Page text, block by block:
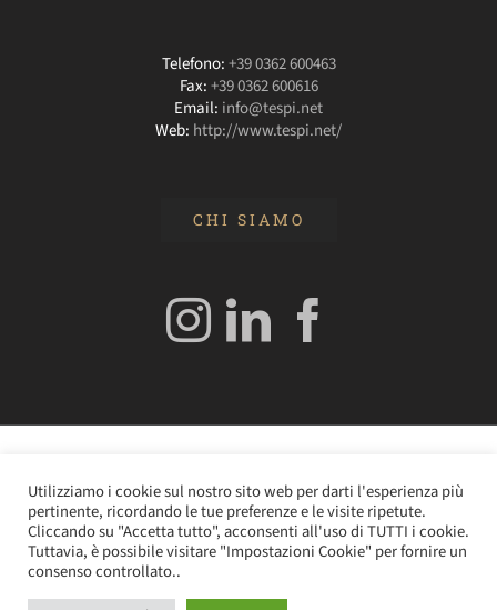
Telefono:+39 0362 600463
Fax:+39 0362 600616
Email: info@tespi.net
Web: http://www.tespi.net/
CHI SIAMO
Angelo Frigerio -Cookie Policy–Privacy Policy- P.IVA
0362610964
Utilizziamo i cookie sul nostro sito web per darti l'esperienza più
pertinente, ricordando le tue preferenze e le visite ripetute.
Cliccando su "Accetta tutto", acconsenti all'uso di TUTTI i cookie.
Tuttavia, è possibile visitare "Impostazioni Cookie" per fornire un
consenso controllato..